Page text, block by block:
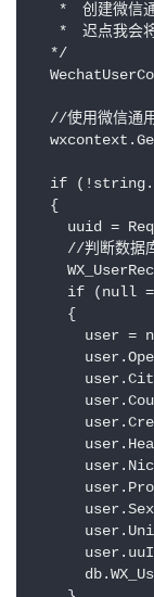
*　创建微信
*　迟点我会
  */
//使用微信通
if
  {
uuid =
//判断数据
if (null
    {
user =